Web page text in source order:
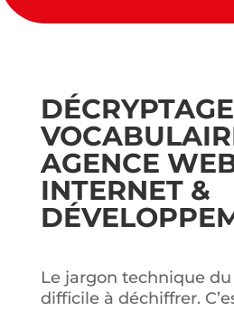
AGENCE
INTERNET &
Le jargon technique
difficile à déchiffrer.